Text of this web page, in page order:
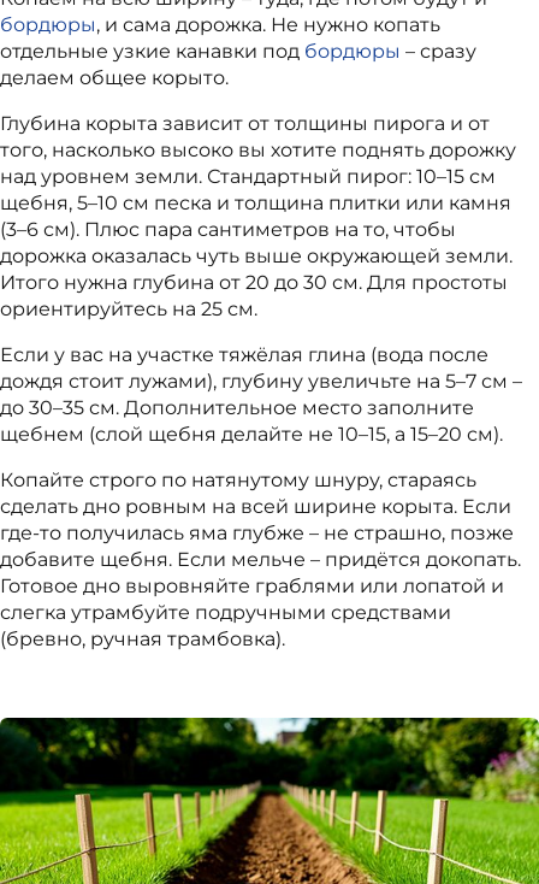
бордюры, и сама дорожка. Не нужно копать
отдельные узкие канавки под бордюры – сразу
делаем общее корыто.
Глубина корыта зависит от толщины пирога и от
того, насколько высоко вы хотите поднять дорожку
над уровнем земли. Стандартный пирог: 10–15 см
щебня, 5–10 см песка и толщина плитки или камня
(3–6 см). Плюс пара сантиметров на то, чтобы
дорожка оказалась чуть выше окружающей земли.
Итого нужна глубина от 20 до 30 см. Для простоты
ориентируйтесь на 25 см.
Если у вас на участке тяжёлая глина (вода после
дождя стоит лужами), глубину увеличьте на 5–7 см –
до 30–35 см. Дополнительное место заполните
щебнем (слой щебня делайте не 10–15, а 15–20 см).
Копайте строго по натянутому шнуру, стараясь
сделать дно ровным на всей ширине корыта. Если
где-то получилась яма глубже – не страшно, позже
добавите щебня. Если мельче – придётся докопать.
Готовое дно выровняйте граблями или лопатой и
слегка утрамбуйте подручными средствами
(бревно, ручная трамбовка).